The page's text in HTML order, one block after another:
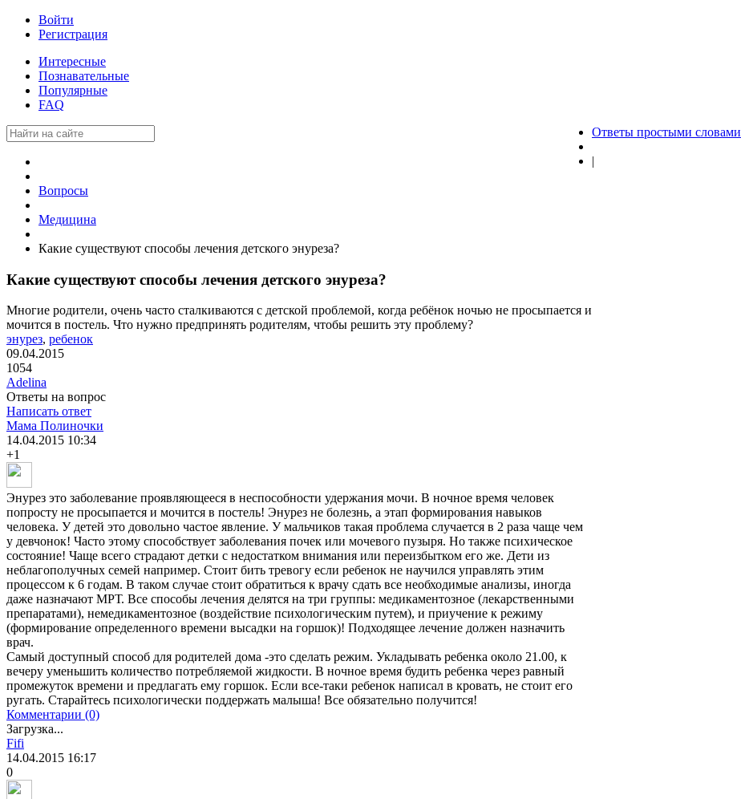
Войти
Регистрация
Интересные
Познавательные
Популярные
FAQ
Вопросы
Медицина
Какие существуют способы лечения детского энуреза?
Какие существуют способы лечения детского энуреза?
Многие родители, очень часто сталкиваются с детской проблемой, когда ребёнок ночью не просыпается и
мочится в постель. Что нужно предпринять родителям, чтобы решить эту проблему?
энурез, ребенок
09.04.2015
1054
Adelina
Ответы на вопрос
Написать ответ
Мама Полиночки
14.04.2015 10:34
+1
Энурез это заболевание проявляющееся в неспособности удержания мочи. В ночное время человек
попросту не просыпается и мочится в постель! Энурез не болезнь, а этап формирования навыков
человека. У детей это довольно частое явление. У мальчиков такая проблема случается в 2 раза чаще чем
у девчонок! Часто этому способствует заболевания почек или мочевого пузыря. Но также психическое
состояние! Чаще всего страдают детки с недостатком внимания или переизбытком его же. Дети из
неблагополучных семей например. Стоит бить тревогу если ребенок не научился управлять этим
процессом к 6 годам. В таком случае стоит обратиться к врачу сдать все необходимые анализы, иногда
даже назначают МРТ. Все способы лечения делятся на три группы: медикаментозное (лекарственными
препаратами), немедикаментозное (воздействие психологическим путем), и приучение к режиму
(формирование определенного времени высадки на горшок)! Подходящее лечение должен назначить
врач.
Самый доступный способ для родителей дома -это сделать режим. Укладывать ребенка около 21.00, к
вечеру уменьшить количество потребляемой жидкости. В ночное время будить ребенка через равный
промежуток времени и предлагать ему горшок. Если все-таки ребенок написал в кровать, не стоит его
ругать. Старайтесь психологически поддержать малыша! Все обязательно получится!
Комментарии (0)
Загрузка...
Fifi
14.04.2015 16:17
0
Ответы простыми словами
|